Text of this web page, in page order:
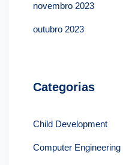
novembro 2023
outubro 2023
Categorias
Child Development
Computer Engineering